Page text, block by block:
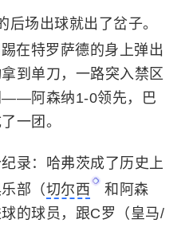
后场出球就出了岔子。
在特罗萨德的身上弹出
到单刀，一路突入禁区
——阿森纳1-0领先，巴
一团。
录：哈弗茨成了历史上
部（切尔西
和阿森
的球员，跟C罗（皇马/